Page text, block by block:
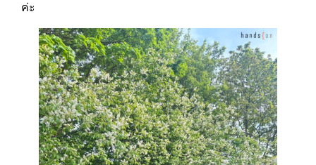
ค่ะ